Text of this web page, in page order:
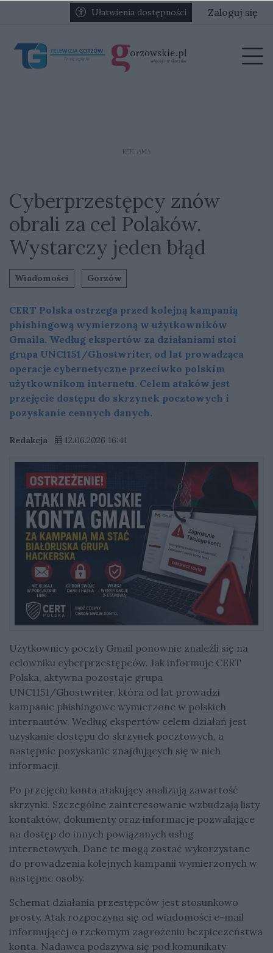
Przejdź do głównych treści
Przejdź do głównego menuUłatwienia dostępności Zaloguj się
REKLAMA
Cyberprzestępcy znów
obrali za cel Polaków.
Wystarczy jeden błąd
Wiadomości Gorzów
CERT Polska ostrzega przed kolejną kampanią
phishingową wymierzoną w użytkowników
Gmaila. Według ekspertów za działaniami stoi
grupa UNC1151/Ghostwriter, od lat prowadząca
operacje cybernetyczne przeciwko polskim
użytkownikom internetu. Celem ataków jest
przejęcie dostępu do skrzynek pocztowych i
pozyskanie cennych danych.
Redakcja 12.06.2026 16:41
Użytkownicy poczty Gmail ponownie znaleźli się na
celowniku cyberprzestępców. Jak informuje CERT
Polska, aktywna pozostaje grupa
UNC1151/Ghostwriter, która od lat prowadzi
kampanie phishingowe wymierzone w polskich
internautów. Według ekspertów celem działań jest
uzyskanie dostępu do skrzynek pocztowych, a
następnie pozyskanie znajdujących się w nich
informacji.
Po przejęciu konta atakujący analizują zawartość
skrzynki. Szczególne zainteresowanie wzbudzają listy
kontaktów, dokumenty oraz informacje pozwalające
na dostęp do innych powiązanych usług
internetowych. Dane te mogą zostać wykorzystane
do prowadzenia kolejnych kampanii wymierzonych w
następne osoby.
Schemat działania przestępców jest stosunkowo
prosty. Atak rozpoczyna się od wiadomości e-mail
informującej o rzekomym zagrożeniu bezpieczeństwa
konta. Nadawca podszywa się pod komunikaty